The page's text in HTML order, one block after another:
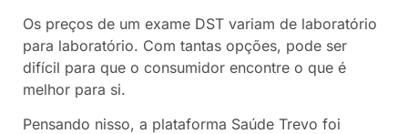
Os preços de um exame DST variam de laboratório
para laboratório. Com tantas opções, pode ser
difícil para que o consumidor encontre o que é
melhor para si.
Pensando nisso, a plataforma Saúde Trevo foi